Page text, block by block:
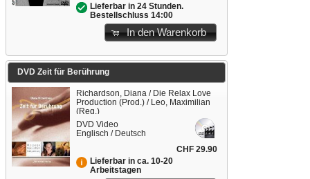
Lieferbar in 24 Stunden.
Bestellschluss 14:00
In den Warenkorb
DVD Zeit für Berührung
Richardson, Diana / Die Relax Love
Production (Prod.) / Leo, Maximilian
(Reg.)
DVD Video
Englisch / Deutsch
CHF 29.90
Lieferbar in ca. 10-20
Arbeitstagen